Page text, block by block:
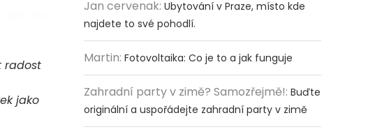
radost
jako
Jan cervenak: Ubytování v Praze, místo kde
najdete to své pohodlí.
Martin: Fotovoltaika: Co je to a jak funguje
Zahradní party v zimě? Samozřejmě!: Buďte
originální a uspořádejte zahradní party v zimě